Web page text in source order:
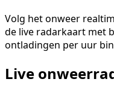
Volg het onweer
de live radarkaart met
ontladingen per uur
Live